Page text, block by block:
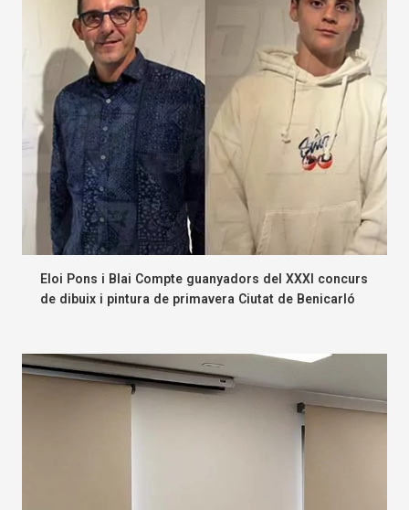
Eloi Pons i Blai Compte guanyadors del XXXI concurs
de dibuix i pintura de primavera Ciutat de Benicarló